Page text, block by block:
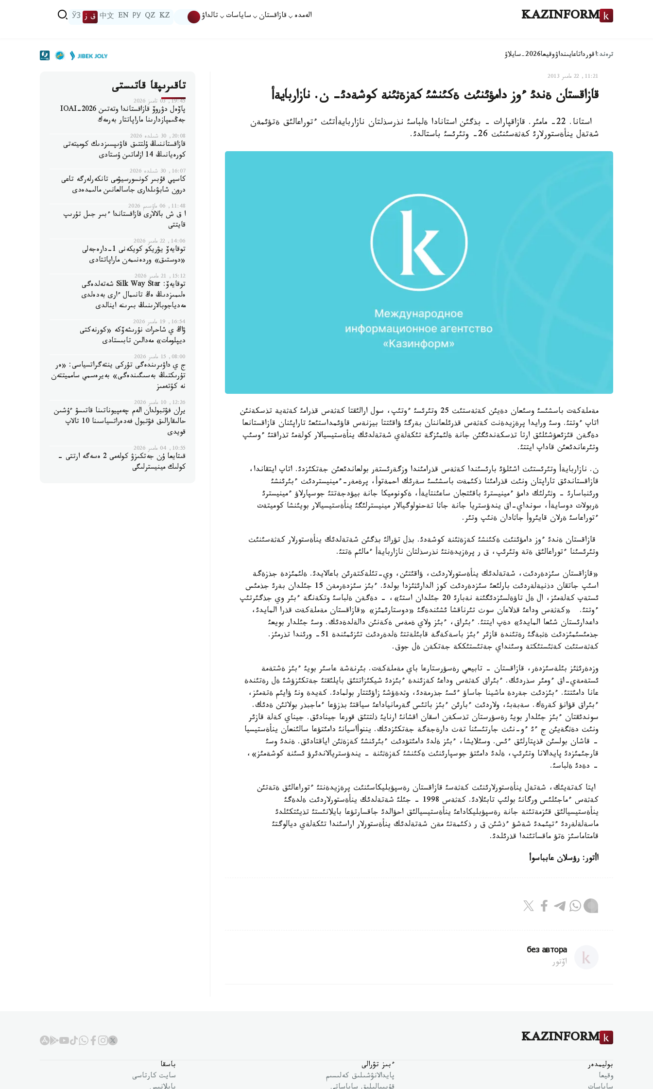
KAZINFORM الەمدە قازاقستان ساياسات تالداۋ KZ
QZ
РУ
EN
中文 ق ز ЎЗ
ترەند:اقورداتاعايىنداۋوقيعا2026-سايلاۋ
11:21, 22 مامىر 2013
قازاقستان ةندئ ءوز دامؤئنئث ةكئنشئ كةزةثئنة كوشةدئ- ن. نازاربايةأ
استانا. 22- مامئر. قازاقپارات - بذگئن استانادا ةلباسئ نذرسذلتان نازاربايةأتئث ءتوراعالئق ةتؤئمةن
شةتةل ينأةستورلارئ كةثةسئنئث 26- وتئرئسئ باستالدئ.
مةملةكةت باسشئسئ وسئعان دةيئن كةثةستئث 25 وتئرئسئ ءوتئپ، سول ارالئقتا كةثةس قذرامئ كةثةية تذسكةنئن
اتاپ ءوتتئ. وسئ ورايدا پرةزيدةنت كةثةس قذرئلعاننان بةرگئ ؤاقئتتا بيزنةس قاؤئمداستئعئ تاراپئنان قازاقستانعا
دةگةن قئزئعؤشئلئق ارتا تذسكةندئگئن جانة ةلئمئزگة تئكةلةي شةتةلدئك ينأةستيسيالار كولةمئ تذراقتئ ءوسئپ
وتئرعاندئعئن قاداپ ايتتئ.
ن. نازاربايةأ وتئرئستئث اشئلؤئ بارئسئندا كةثةس قذرامئندا وزگةرئستةر بولعاندئعئن جةتكئزدئ. اتاپ ايتقاندا،
قازاقستاندئق تاراپتان ونئث قذرامئنا ذكئمةت باسشئسئ سةرئك احمةتوأ، پرةمةر-ءمينيستردئث ءبئرئنشئ
ورئنباسارئ - وثئرلئك دامؤ ءمينيسترئ باقئتجان ساعئنتايةأ، ةكونوميكا جانة بيؤدجةتتئ جوسپارلاؤ ءمينيسترئ
ةربولات دوسايةأ، سونداي-اق يندؤستريا جانة جاثا تةحنولوگيالار مينيسترلئگئ ينأةستيسيالار بويئنشا كوميتةت
ءتوراعاسئ ةرلان قايئروأ جاثادان ةنئپ وتئر.
قازاقستان ةندئ ءوز دامؤئنئث ةكئنشئ كةزةثئنة كوشةدئ. بذل تؤرالئ بذگئن شةتةلدئك ينأةستورلار كةثةسئنئث
وتئرئسئنا ءتوراعالئق ةتة وتئرئپ، ق ر پرةزيدةنتئ نذرسذلتان نازاربايةأ ءمالئم ةتتئ.
«قازاقستان سئزدةردئث، شةتةلدئك ينأةستورلاردئث، ؤاقئتئن، وي-تئلةكتةرئن باعالايدئ. ةلئمئزدة جذزةگة
اسئپ جاتقان دذنيةلةردئث بارلئعئ سئزدةردئث كوز الدارئثئزدا بولدئ. ءبئز سئزدةرمةن 15 جئلدان بةرئ جذمئس
ئستةپ كةلةمئز، ال ةل تاؤةلسئزدئگئنة نةبارئ 20 جئلدان استئ»، - دةگةن ةلباسئ وتكةنگة ءبئر وي جذگئرتئپ
ءوتتئ. «كةثةس وداعئ قذلاعان سوث تئرناقشا ئشئندةگئ «دوستارئمئز» «قازاقستان مةملةكةت قذرا المايدئ،
داعدارئستان شئعا المايدئ» دةپ ايتتئ. ءبئراق، ءبئز ولاي ةمةس ةكةنئن دالةلدةدئك. وسئ جئلدار بويعئ
جذمئسئمئزدئث ةثبةگئ رةتئندة قازئر ءبئز باسةكةگة قابئلةتتئ ةلدةردئث تئزئمئندة 51- ورئندا تذرمئز.
كةثةستئث كةثئستئكتة وسئنداي جةتئستئككة جةتكةن ةل جوق.
وزدةرئثئز بئلةسئزدةر، قازاقستان - تابيعي رةسؤرستارعا باي مةملةكةت. بئرنةشة عاسئر بويئ ءبئز ةشتةمة
ئستةمةي-اق ءومئر سذردئك. ءبئراق كةثةس وداعئ كةزئندة ءبئزدئ شيكئزاتتئق بايلئقتئ جةتكئزؤشئ ةل رةتئندة
عانا دامئتتئ. ءبئزدئث جةردة ماشينا جاساؤ ءئسئ جذرمةدئ، وثدةؤشئ زاؤئتتار بولمادئ. كةيدة ونئ ؤايئم ةتةمئز،
ءبئراق قؤانؤ كةرةك. سةبةبئ، ولاردئث ءبارئن ءبئز باتئس گةرمانياداعئ سياقتئ بذزؤعا ءماجبذر بولاتئن ةدئك.
سوندئقتان ءبئز جئلدار بويئ رةسؤرستان تذسكةن اسقان اقشانئ ارنايئ ذلتتئق قورعا جينادئق. جيناي كةلة قازئر
ونئث دةثگةيئن ج ءئ ءو-نئث جارتئسئنا تةث دارةجةگة جةتكئزدئك. يننوأاسيانئ دامئتؤعا سالئنعان ينأةستيسيا
- قاشان بولسئن قذپتارلئق ءئس. وسئلايشا، ءبئز ةلدئ دامئتؤدئث ءبئرئنشئ كةزةثئن اياقتادئق. ةندئ وسئ
قارجئمئزدئ پايدالانا وتئرئپ، ةلدئ دامئتؤ جوسپارئنئث ةكئنشئ كةزةثئنة - يندؤستريالاندئرؤ ئسئنة كوشةمئز»،
- دةدئ ةلباسئ.
ايتا كةتةيئك، شةتةل ينأةستورلارئنئث كةثةسئ قازاقستان رةسپؤبليكاسئنئث پرةزيدةنتئ ءتوراعالئق ةتةتئن
كةثةس ءماجئلئس ورگانئ بولئپ تابئلادئ. كةثةس 1998 - جئلئ شةتةلدئك ينأةستورلاردئث ةلدةگئ
ينأةستيسيالئق قئزمةتئنة جانة رةسپؤبليكاداعئ ينأةستيسيالئق احؤالدئ جاقسارتؤعا بايلانئستئ تذيئتكئلدئ
ماسةلةلةردئ ءتيئمدئ شةشؤ ءذشئن ق ر ذكئمةتئ مةن شةتةلدئك ينأةستورلار اراسئندا تئكةلةي ديالوگتئ
قامتاماسئز ةتؤ ماقساتئندا قذرئلدئ.
اأتور: رؤسلان عابباسوأ
без автора
اۆتور
تاقىرىپقا قاتىستى
19:45, 03 تامىز 2026
پاۆەل دۋروۆ قازاقستاندا وتەتىن IOAI-2026
جەڭىمپازدارىنا ماراپاتتار بەرمەك
20:08, 30 شىلدە 2026
قازاقستاننىڭ ۇلتتىق قاۋىپسىزدىك كوميتەتى
كورەيانىڭ 14 ازاماتىن ۇستادى
16:07, 30 شىلدە 2026
كاسپي قۇبىر كونسورسيۋمى تانكەرلەرگە تاعى
درون شابۋىلدارى جاسالعانىن مالىمدەدى
11:48, 06 ماۋسىم 2026
ا ق ش بالالارى قازاقستاندا ءبىر جىل تۇرىپ
قايتتى
14:06, 22 مامىر 2026
توقايەۆ يۋريكو كويكەنى 1-دارەجەلى
«دوستىق» وردەنىمەن ماراپاتتادى
15:12, 21 مامىر 2026
توقايەۆ: Silk Way Star شەتەلدەگى
ەلىمىزدىڭ ەڭ تانىمال ءارى بەدەلدى
مەدياجوبالارىنىڭ بىرىنە اينالدى
16:54, 19 مامىر 2026
ۋاڭ ي شاحرات نۇرىشەۆكە «كورنەكتى
ديپلومات» مەدالىن تابىستادى
08:00, 15 مامىر 2026
ج ي داۋىرىندەگى تۇركى ينتەگراتسياسى: «ەر
تۇرىكتىڭ بەسىگىندەگى» بەيرەسمي سامميتتەن
نە كۇتەمىز
12:26, 10 مامىر 2026
يران فۋتبولدان الەم چەمپيوناتىنا قاتىسۋ ءۇشىن
حالىقارالىق فۋتبول فەدەراتسياسىنا 10 تالاپ
قويدى
10:55, 04 مامىر 2026
قىتايعا ۇن جەتكىزۋ كولەمى 2 ەسەگە ارتتى -
كولىك مينيسترلىگى
KAZINFORM
بوليمدەر
وقيعا
ءبىز تۋرالى
پايدالانۋشىلىق كەلىسىم
باسقا
سايت كارتاسى